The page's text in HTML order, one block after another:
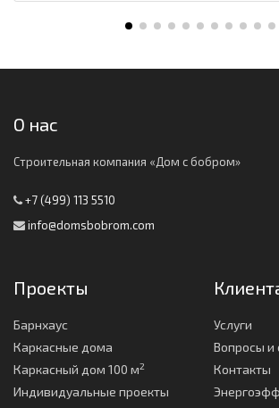
О нас
Строительная компания «Дом с бобром»
+7 (499) 113 5510
info@domsbobrom.com
Проекты
Барнхаус
Каркасные дома
Каркасный дом 100 м2
Индивидуальные проекты
Услуги
Вопросы и
Контакты